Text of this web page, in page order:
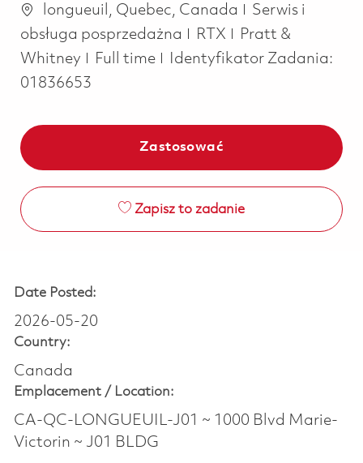
Lokalizacja
longueuil, Quebec, Canada Kategoria
Serwis i
obsługa posprzedażna
RTX
Pratt &
Whitney
Job Type
Full time
Identyfikator Zadania:
01836653
Zastosować
Zapisz to zadanie
Date Posted:
2026-05-20
Country:
Canada
Emplacement / Location:
CA-QC-LONGUEUIL-J01 ~ 1000 Blvd Marie-
Victorin ~ J01 BLDG